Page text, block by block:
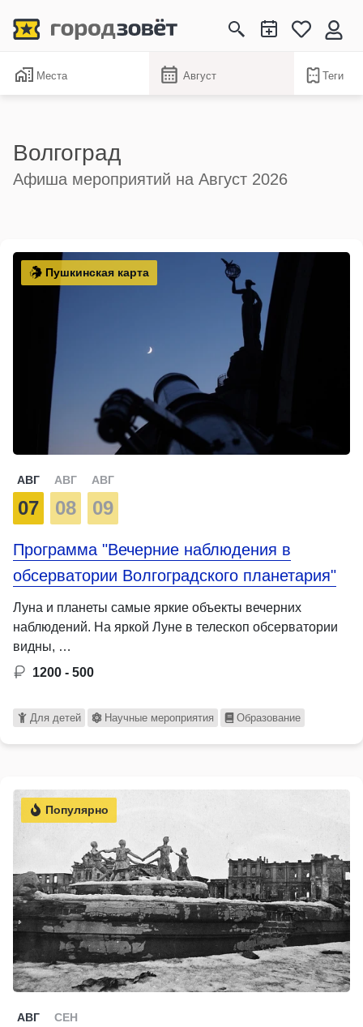
Места Август Теги
Волгоград
Афиша мероприятий на Август 2026
Пушкинская карта
АВГ
07
АВГ
08
АВГ
09
Программа "Вечерние наблюдения в
обсерватории Волгоградского планетария"
Луна и планеты самые яркие объекты вечерних
наблюдений. На яркой Луне в телескоп обсерватории
видны, …
1200 - 500
Для детей Научные мероприятия Образование
Популярно
АВГ СЕН